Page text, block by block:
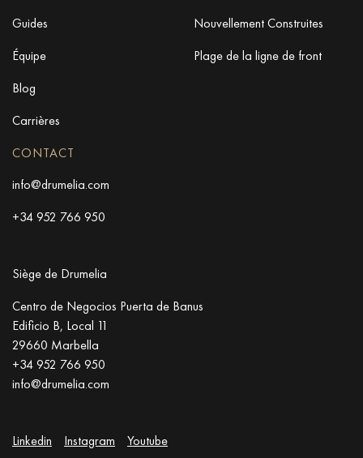
Guides
Équipe
Blog
Carrières
Nouvellement Construites
Plage de la ligne de front
CONTACT
info@drumelia.com
+34 952 766 950
Siège de Drumelia
Centro de Negocios Puerta de Banus
Edificio B, Local 11
29660 Marbella
+34 952 766 950
info@drumelia.com
Linkedin Instagram Youtube